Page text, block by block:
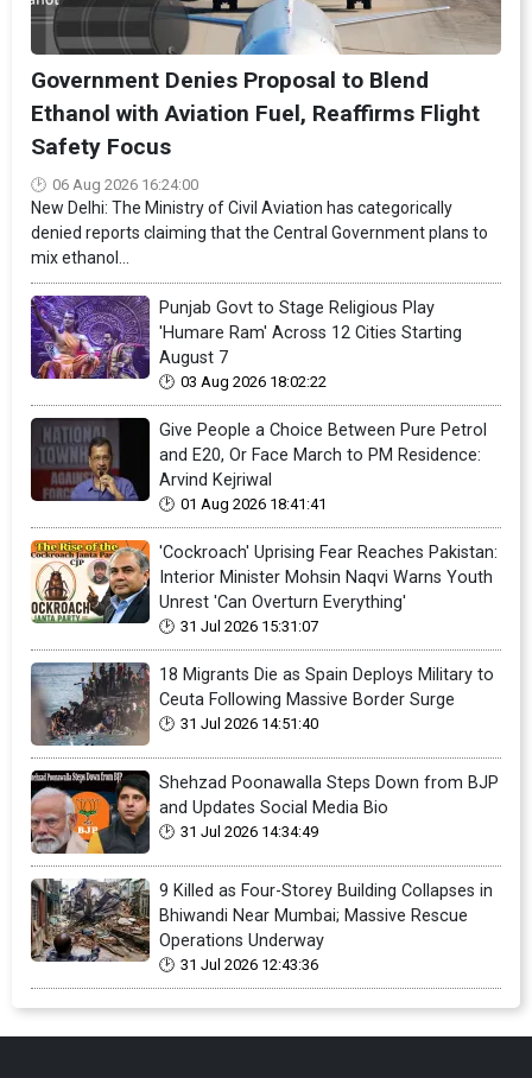
Government Denies Proposal to Blend
Ethanol with Aviation Fuel, Reaffirms Flight
Safety Focus
06 Aug 2026 16:24:00
New Delhi: The Ministry of Civil Aviation has categorically
denied reports claiming that the Central Government plans to
mix ethanol...
Punjab Govt to Stage Religious Play
'Humare Ram' Across 12 Cities Starting
August 7
03 Aug 2026 18:02:22
Give People a Choice Between Pure Petrol
and E20, Or Face March to PM Residence:
Arvind Kejriwal
01 Aug 2026 18:41:41
'Cockroach' Uprising Fear Reaches Pakistan:
Interior Minister Mohsin Naqvi Warns Youth
Unrest 'Can Overturn Everything'
31 Jul 2026 15:31:07
18 Migrants Die as Spain Deploys Military to
Ceuta Following Massive Border Surge
31 Jul 2026 14:51:40
Shehzad Poonawalla Steps Down from BJP
and Updates Social Media Bio
31 Jul 2026 14:34:49
9 Killed as Four-Storey Building Collapses in
Bhiwandi Near Mumbai; Massive Rescue
Operations Underway
31 Jul 2026 12:43:36